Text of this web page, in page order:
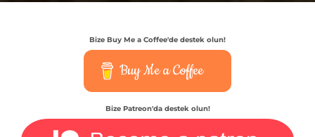
Bize Buy Me a Coffee'de destek olun!
Buy Me a Coffee
Bize Patreon'da destek olun!